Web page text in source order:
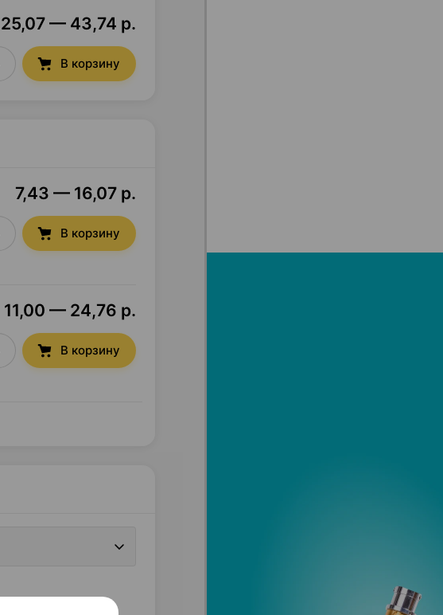
25,07 — 43,74 р.
В корзину
7,43 — 16,07 р.
В корзину
11,00 — 24,76 р.
В корзину